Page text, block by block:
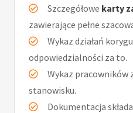
Szczegółowe karty
zawierające pełne
Wykaz działań
odpowiedzialności za to.
Wykaz pracowników
stanowisku.
Dokumentacja